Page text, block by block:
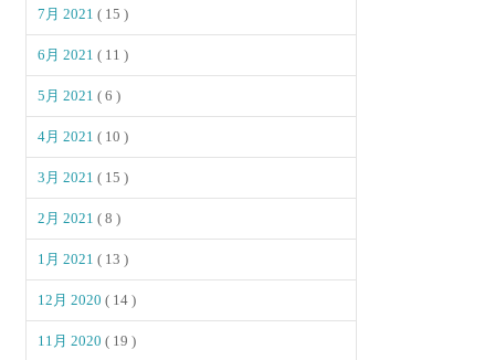
7月 2021( 15 )
6月 2021( 11 )
5月 2021( 6 )
4月 2021( 10 )
3月 2021( 15 )
2月 2021( 8 )
1月 2021( 13 )
12月 2020( 14 )
11月 2020( 19 )